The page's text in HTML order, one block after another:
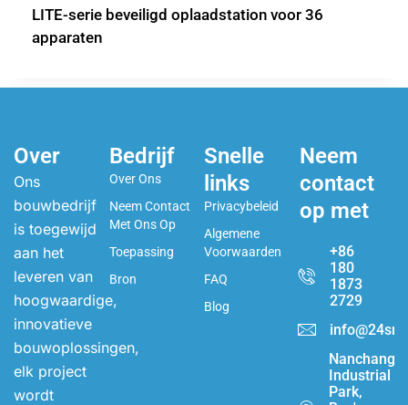
LITE-serie beveiligd oplaadstation voor 36
apparaten
Over
Ons
bouwbedrijf
is toegewijd
aan het
leveren van
hoogwaardige,
innovatieve
bouwoplossingen,
elk project
wordt
Bedrijf
Over Ons
Neem Contact
Met Ons Op
Toepassing
Bron
Snelle
links
Privacybeleid
Algemene
Voorwaarden
FAQ
Blog
Neem
contact
op met
+86
180
1873
2729
Nanchang
Industrial
Park,